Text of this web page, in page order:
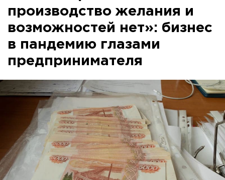
производство желания и
возможностей нет»: бизнес
в пандемию глазами
предпринимателя